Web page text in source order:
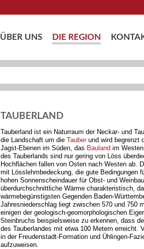
ÜBER UNS DIE REGION
TAUBERLAND
Tauberland ist ein Naturraum der Neckar- und
die Landschaft um die Tauberund wird begrenzt
Jagst-Ebenen im Süden, das Bauland im
des Tauberlands sind nur gering von Löss
Hochflächen fallen von Osten nach Westen ab.
mit Lösslehmbedeckung, die gute Bedingungen
hohen Sonnenscheindauer für Obst- und
überdurchschnittliche Wärme charakteristisch,
wärmebegünstigsten Gegenden Baden-
Jahresniederschlag liegt zwischen 570 und 750
einigen der geologisch-geomorphologischen
Steinbruchs beispielsweise zu erkennen, dass
des Tauberlandes mit etwa 100 Metern erreicht.
in der Freudenstadt-Formation und Ühlingen-
aufzuweisen.